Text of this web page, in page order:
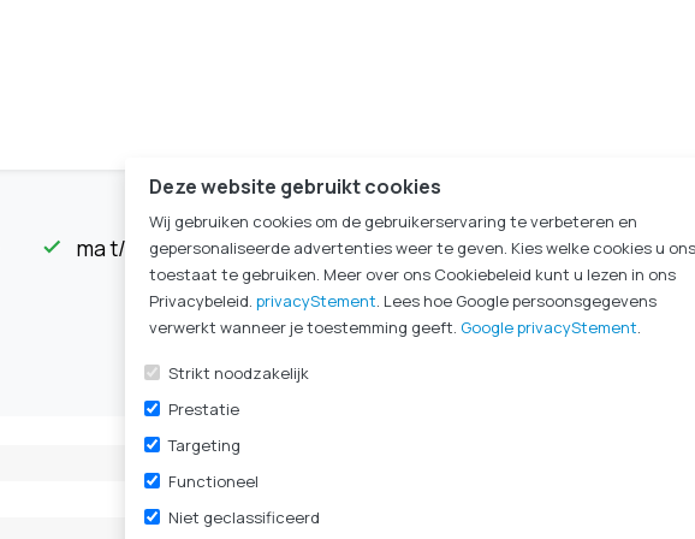
check ma t/m vr van 08:30 - 17:00 check Vragen? Bel ons op
Deze website gebruikt cookies
Wij gebruiken cookies om de gebruikerservaring te verbeteren en
gepersonaliseerde advertenties weer te geven. Kies welke cookies u ons
toestaat te gebruiken. Meer over ons Cookiebeleid kunt u lezen in ons
Privacybeleid. privacyStement . Lees hoe Google persoonsgegevens
verwerkt wanneer je toestemming geeft. Google privacyStement
Strikt noodzakelijk
Prestatie
Targeting
Functioneel
Niet geclassificeerd